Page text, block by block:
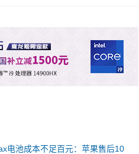
电池成本不足百元：苹果售后10